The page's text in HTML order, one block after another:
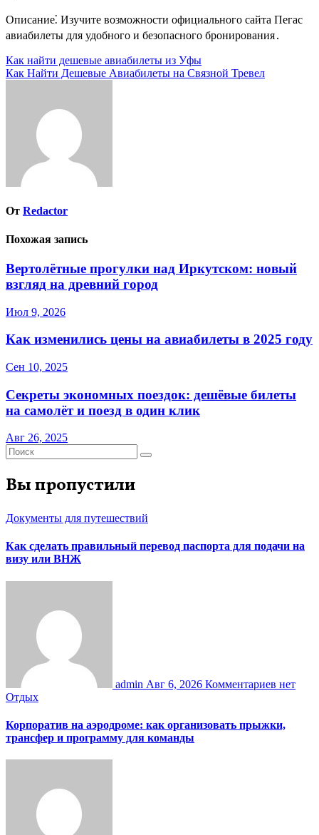
Описание⁚ Изучите возможности официального сайта Пегас
авиабилеты для удобного и безопасного бронирования․
Навигация
по
Как найти дешевые авиабилеты из Уфы
Как Найти Дешевые Авиабилеты на Связной Тревел
От Redactor
Похожая запись
Вертолётные прогулки над Иркутском: новый
взгляд на древний город
Июл 9, 2026
Как изменились цены на авиабилеты в 2025 году
Сен 10, 2025
Секреты экономных поездок: дешёвые билеты
на самолёт и поезд в один клик
Авг 26, 2025
Вы пропустили
Документы для путешествий
Как сделать правильный перевод паспорта для подачи на
визу или ВНЖ
admin Авг 6, 2026 Комментариев нет
Отдых
Корпоратив на аэродроме: как организовать прыжки,
трансфер и программу для команды